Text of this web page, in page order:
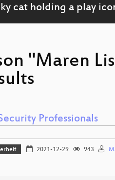
"Maren
Professionals
2021-12-29 943